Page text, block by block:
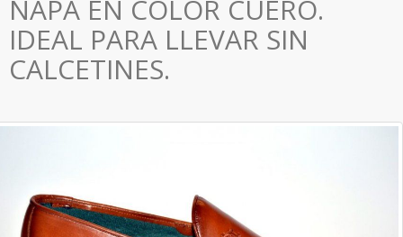
NAPA EN COLOR CUERO.
IDEAL PARA LLEVAR SIN
CALCETINES.